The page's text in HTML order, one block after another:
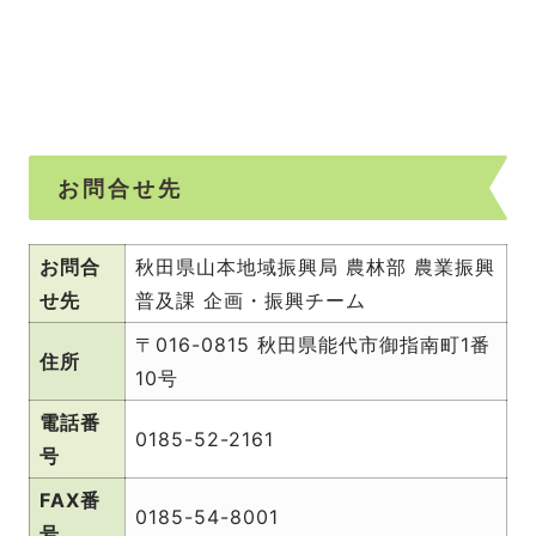
お問合せ先
お問合
せ先
秋田県山本地域振興局 農林部 農業振興
普及課 企画・振興チーム
住所
〒016-0815 秋田県能代市御指南町1番
10号
電話番
号
0185-52-2161
FAX番
0185-54-8001